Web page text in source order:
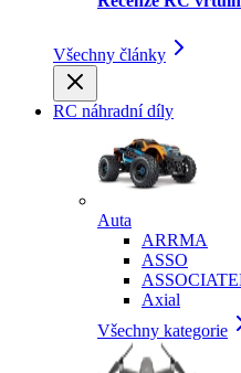
Všechny články
RC náhradní díly
Auta
ARRMA
ASSO
Axial
Všechny kategorie